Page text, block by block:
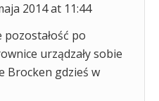
2014 at 11:44
pozostałość po
urządzały sobie
Brocken gdzieś w